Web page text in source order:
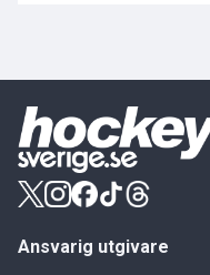
Ansvarig utgivare